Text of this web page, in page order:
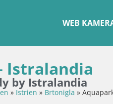
WEB
Istralandia
by Istralandia
» Istrien » Brtonigla »